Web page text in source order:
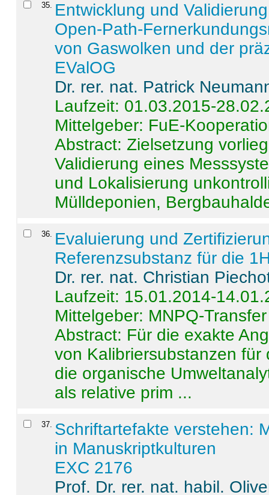
35. Entwicklung und
Open-Path-
von Gaswolken und der
EValOG
Dr. rer. nat. Patrick
Laufzeit: 01.03.2015-
Mittelgeber: FuE-
Abstract:Zielsetzung
Validierung eines
und Lokalisierung
Mülldeponien,
36. Evaluierung und
Referenzsubstanz für die
Dr. rer. nat. Christian
Laufzeit: 15.01.2014-
Mittelgeber: MNPQ-Transfer
Abstract: Für die exakte
von Kalibriersubstanzen
die organische
als relative prim ...
37. Schriftartefakte verstehen:
in Manuskriptkulturen
EXC 2176
Prof. Dr. rer. nat. habil.